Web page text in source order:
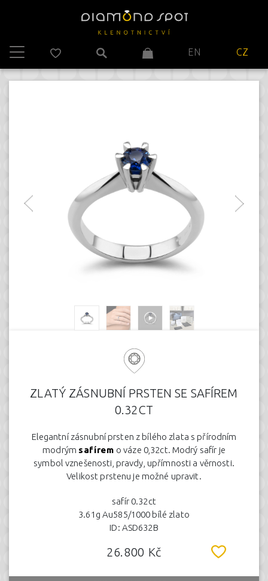
EN CZ
ZLATÝ ZÁSNUBNÍ PRSTEN SE SAFÍREM
0.32CT
Elegantní zásnubní prsten z bílého zlata s přírodním
modrým safírem o váze 0,32ct. Modrý safír je
symbol vznešenosti, pravdy, upřímnosti a věrnosti.
Velikost prstenu je možné upravit.
safír 0.32ct
3.61g Au585/1000 bílé zlato
ID: ASD632B
26.800 Kč